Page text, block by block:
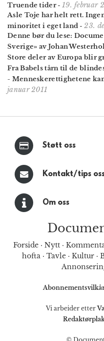
Truende tider- 19. februar
Asle Toje har helt rett.
minoritet i eget land -23.
Denne bør du lese:
Sverige» av Johan
Store deler av Europa blir
Fra Babels tårn til de
- Menneskerettighetene
januar 2011
Støtt oss
Kontakt/tips
Om oss
Forside · Nytt ·
hofta· Tavle· Kultur·
Vi arbeider etter